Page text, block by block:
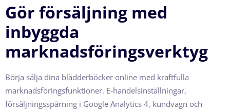
Gör försäljning med
inbyggda
marknadsföringsverktyg
Börja sälja dina blädderböcker online med kraftfulla
marknadsföringsfunktioner. E-handelsinställningar,
försäljningsspårning i Google Analytics 4, kundvagn och